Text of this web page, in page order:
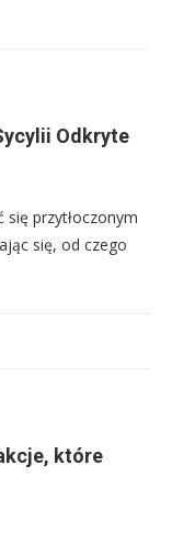
Odkryte
się przytłoczonym
się, od czego
które